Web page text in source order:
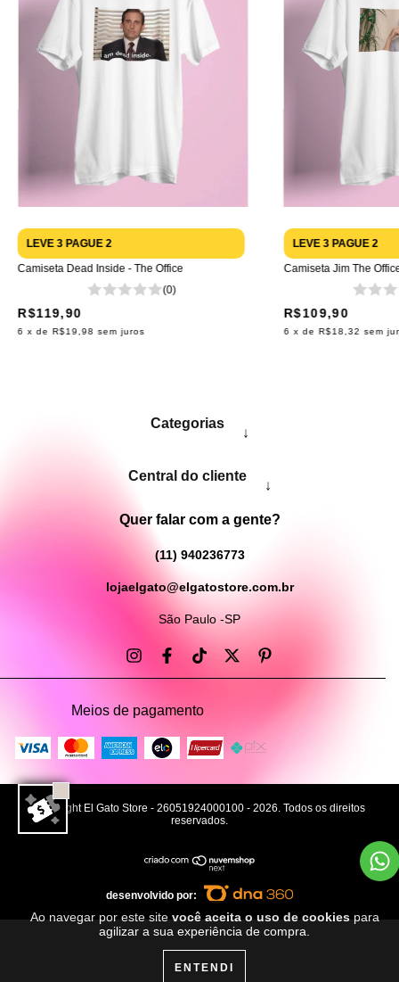
Ao navegar por este sitevocê aceita o uso de cookiespara
agilizar a sua experiência de compra.
ENTENDI
LEVE 3 PAGUE 2
Camiseta Dead Inside - The Office
(0)
R$119,90
6 x de R$19,98 sem juros
LEVE 3 PAGUE 2
Camiseta Jim The
R$109,90
6 x de R$18,32 sem
Categorias
↓
Central do cliente
↓
Quer falar com a gente?
(11) 940236773
lojaelgato@elgatostore.com.br
São Paulo -SP
Meios de pagamento
Copyright El Gato Store - 26051924000100 - 2026. Todos os direitos
reservados.
desenvolvido por: